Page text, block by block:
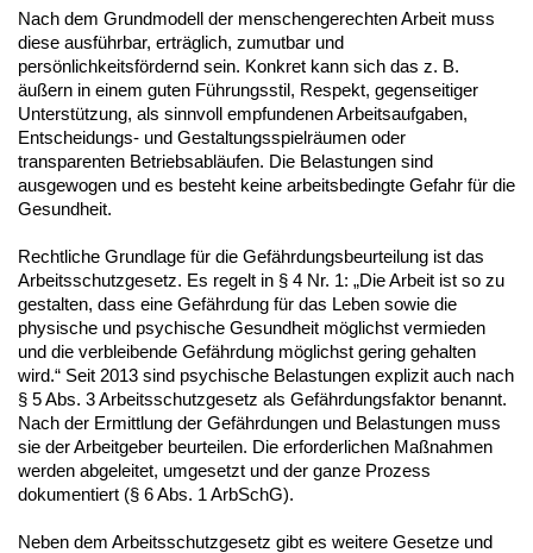
Nach dem Grundmodell der menschengerechten Arbeit muss
diese ausführbar, erträglich, zumutbar und
persönlichkeitsfördernd sein. Konkret kann sich das z. B.
äußern in einem guten Führungsstil, Respekt, gegenseitiger
Unterstützung, als sinnvoll empfundenen Arbeitsaufgaben,
Entscheidungs- und Gestaltungsspielräumen oder
transparenten Betriebsabläufen. Die Belastungen sind
ausgewogen und es besteht keine arbeitsbedingte Gefahr für die
Gesundheit.
Rechtliche Grundlage für die Gefährdungsbeurteilung ist das
Arbeitsschutzgesetz. Es regelt in § 4 Nr. 1: „Die Arbeit ist so zu
gestalten, dass eine Gefährdung für das Leben sowie die
physische und psychische Gesundheit möglichst vermieden
und die verbleibende Gefährdung möglichst gering gehalten
wird.“ Seit 2013 sind psychische Belastungen explizit auch nach
§ 5 Abs. 3 Arbeitsschutzgesetz als Gefährdungsfaktor benannt.
Nach der Ermittlung der Gefährdungen und Belastungen muss
sie der Arbeitgeber beurteilen. Die erforderlichen Maßnahmen
werden abgeleitet, umgesetzt und der ganze Prozess
dokumentiert (§ 6 Abs. 1 ArbSchG).
Neben dem Arbeitsschutzgesetz gibt es weitere Gesetze und